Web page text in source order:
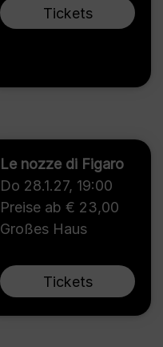
Tickets
Le nozze di Figaro
Do 28.1.27, 19:00
Preise ab € 23,00
Großes Haus
Tickets